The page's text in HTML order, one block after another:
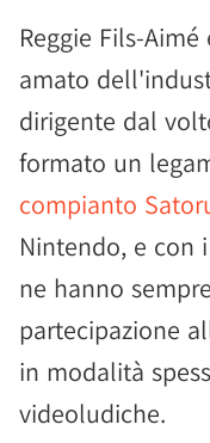
Reggie Fils-
amato
dirigente dal
formato un
compianto
Nintendo, e con
ne hanno
partecipazione
in modalità
videoludiche.